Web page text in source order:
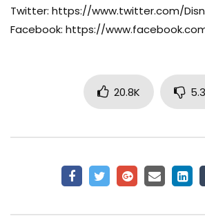
Twitter: https://www.twitter.com/
Facebook: https://
20.8K